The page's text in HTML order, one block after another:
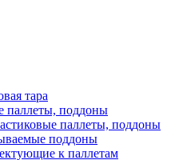
тара
паллеты, поддоны
паллеты, поддоны
поддоны
к паллетам